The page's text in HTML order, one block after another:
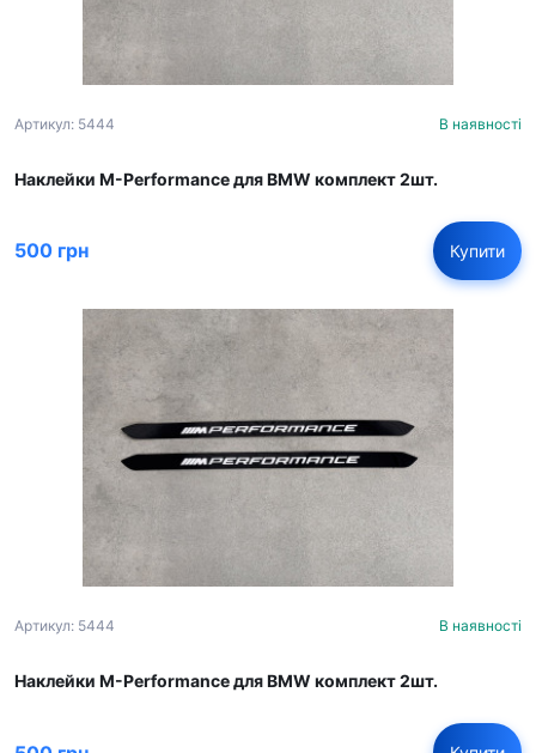
Артикул: 5444 В наявності
Наклейки M-Performance для BMW комплект 2шт.
500 грн Купити
Артикул: 5444 В наявності
Наклейки M-Performance для BMW комплект 2шт.